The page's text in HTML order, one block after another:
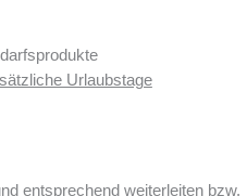
Urlaubstage
entsprechend weiterleiten bzw.